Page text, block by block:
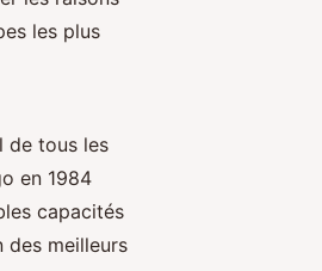
les plus
de tous les
en 1984
capacités
des meilleurs